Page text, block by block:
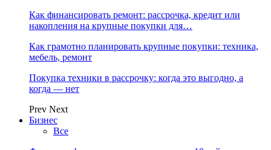
Как финансировать ремонт: рассрочка, кредит или
накопления на крупные покупки для…
Как грамотно планировать крупные покупки: техника,
мебель, ремонт
Покупка техники в рассрочку: когда это выгодно, а
когда — нет
Prev Next
Бизнес
Все